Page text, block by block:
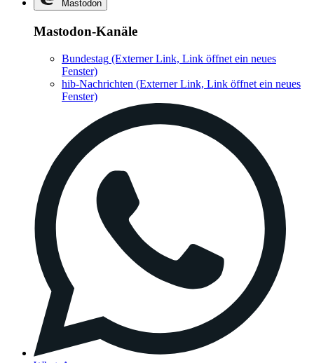
Mastodon
Mastodon-Kanäle
Bundestag (Externer Link, Link öffnet ein neues
Fenster)
hib-Nachrichten (Externer Link, Link öffnet ein neues
Fenster)